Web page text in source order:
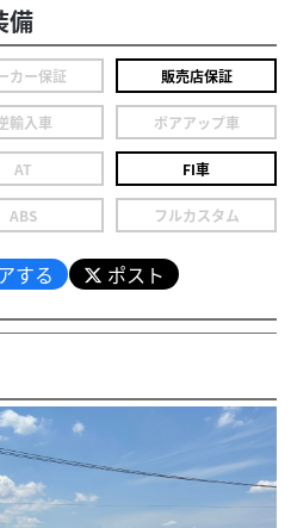
備
カー保証 販売店保証
輸入車 ボアアップ車
AT FI車
ABS フルカスタム
する ポスト